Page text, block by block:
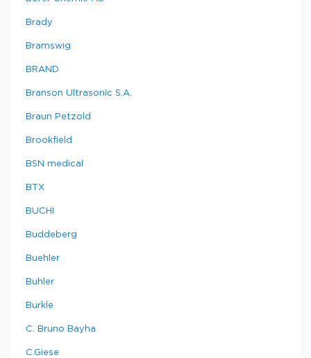
Brady
Bramswig
BRAND
Branson Ultrasonic S.A.
Braun Petzold
Brookfield
BSN medical
BTX
BUCHI
Buddeberg
Buehler
Buhler
Burkle
C. Bruno Bayha
C.Giese